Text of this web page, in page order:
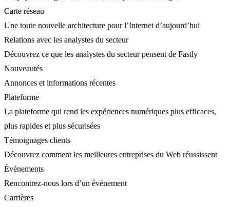
Carte réseau
Une toute nouvelle architecture pour l’Internet d’aujourd’hui
Relations avec les analystes du secteur
Découvrez ce que les analystes du secteur pensent de Fastly
Nouveautés
Annonces et informations récentes
Plateforme
La plateforme qui rend les expériences numériques plus efficaces,
plus rapides et plus sécurisées
Témoignages clients
Découvrez comment les meilleures entreprises du Web réussissent
Événements
Rencontrez-nous lors d’un événement
Carrières